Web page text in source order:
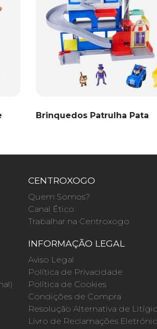
Brinquedos Patrulha Pata
CENTROXOGO
Quem Somos?
Canal Ético
Trabalhar na Centroxogo
INFORMAÇÃO LEGAL
Aviso Legal
Política de Privacidade
Política de Cookies
Condições de Compra
Resolução Alternativa de
Livro de Reclamações